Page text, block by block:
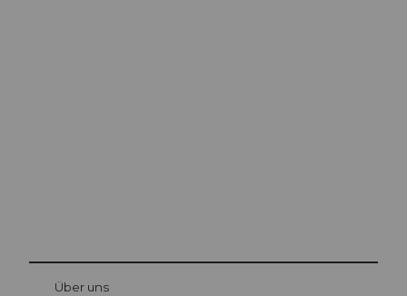
at Bre
Über uns